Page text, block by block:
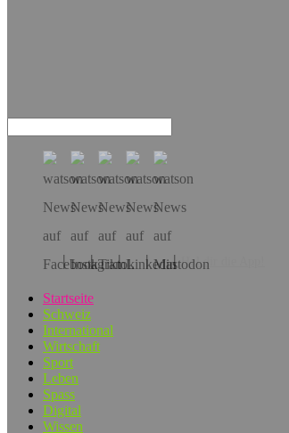
Hol dir die App!
Startseite
Schweiz
International
Wirtschaft
Sport
Leben
Spass
Digital
Wissen